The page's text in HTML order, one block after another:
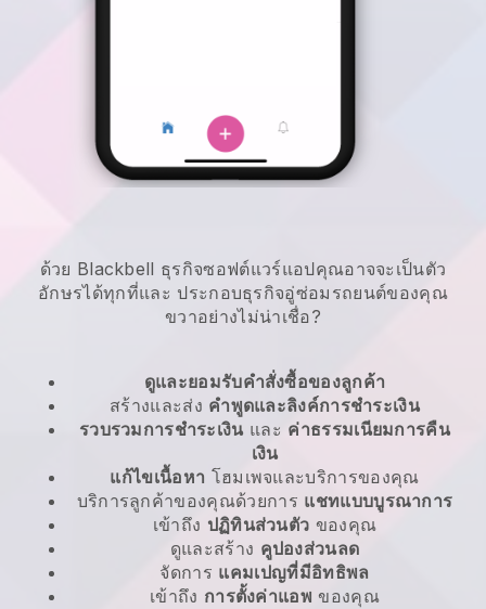
ด้วย Blackbell ธุรกิจซอฟต์แวร์แอปคุณอาจจะเป็นตัว
อักษรได้ทุกที่และ ประกอบธุรกิจอู่ซ่อมรถยนต์ของคุณ
ขวาอย่างไม่น่าเชื่อ?
ดูและยอมรับคำสั่งซื้อของลูกค้า
สร้างและส่ง คำพูดและลิงค์การชำระเงิน
รวบรวมการชำระเงิน และ ค่าธรรมเนียมการคืน
เงิน
แก้ไขเนื้อหา โฮมเพจและบริการของคุณ
บริการลูกค้าของคุณด้วยการ แชทแบบบูรณาการ
เข้าถึง ปฏิทินส่วนตัว ของคุณ
ดูและสร้าง คูปองส่วนลด
จัดการ แคมเปญที่มีอิทธิพล
เข้าถึง การตั้งค่าแอพ ของคุณ